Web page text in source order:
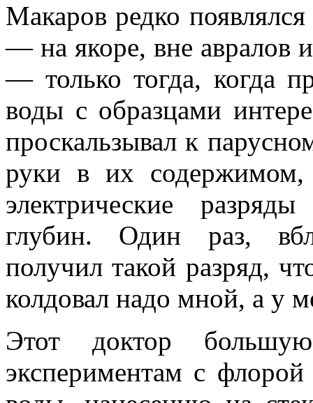
Макаров редко
— на якоре, вне авралов
— только тогда, когда
воды с образцами
проскальзывал к
руки в их содержимом,
электрические
глубин. Один раз,
получил такой разряд,
кол­довал надо мной, а у
Этот доктор
экспериментам с